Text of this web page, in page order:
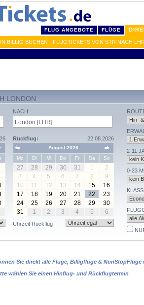
FLUG ANGEBOTE FLÜGE
BILLIG BUCHEN - FLUGTICKETS VON STR NACH
LONDON
NACH:
Rückflug: 22.08.2026
August 2026
Mo
Di Mi Do Fr Sa So
27 28 29 30 31 1
2
3
4 5 6 7 8
9
10
11 12 13 14 15
16
17
18 19 20 21 22
23
24
25 26 27 28 29
30
31
1 2 3 4 5 6
Uhrzeit Rückflug
2-11
0-23
Sie direkt alle Flüge, Billigflüge & NonStopFlüge
wählen Sie einen Hinflug- und Rückflugtermin